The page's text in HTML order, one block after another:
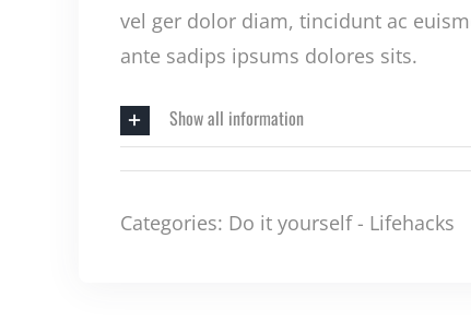
vel ger dolor diam, tincidunt ac
ante sadips ipsums dolores sits.
Show all information
Categories: Do it yourself- Lifehacks